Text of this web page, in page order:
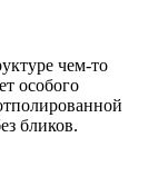
чем-то
особого
бликов.